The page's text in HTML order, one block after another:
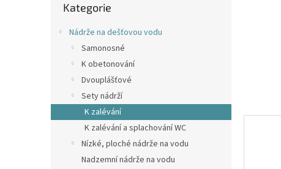
kategorie
Kategorie
Nádrže na dešťovou vodu
Samonosné
K obetonování
Dvouplášťové
Sety nádrží
K zalévání
K zalévání a splachování WC
Nízké, ploché nádrže na vodu
Nadzemní nádrže na vodu